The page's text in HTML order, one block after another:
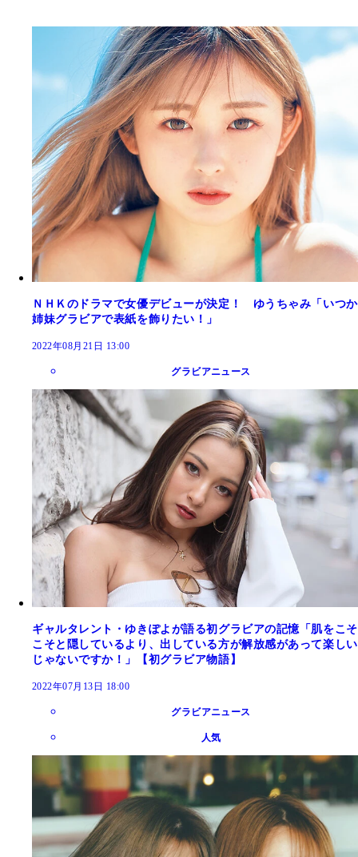
ＮＨＫのドラマで女優デビューが決定！ ゆうちゃみ「いつか
姉妹グラビアで表紙を飾りたい！」
2022年08月21日 13:00
グラビアニュース
ギャルタレント・ゆきぽよが語る初グラビアの記憶「肌をこそ
こそと隠しているより、出している方が解放感があって楽しい
じゃないですか！」【初グラビア物語】
2022年07月13日 18:00
グラビアニュース
人気